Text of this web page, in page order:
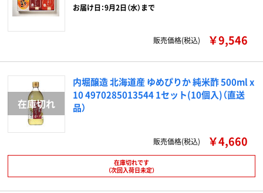
お届け日：9月2日（水）まで
販売価格(税込) ￥9,546
内堀醸造 北海道産 ゆめぴりか 純米酢 500ml x
10 4970285013544 1セット(10個入)（直送
品）
販売価格(税込) ￥4,660
在庫切れです
（次回入荷日未定）